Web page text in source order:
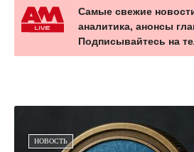
Самые свежие
аналитика, анонсы
Подписывайтесь на
НОВОСТЬ